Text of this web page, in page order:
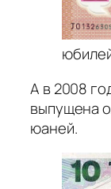
А в 2008
выпущена
юаней.